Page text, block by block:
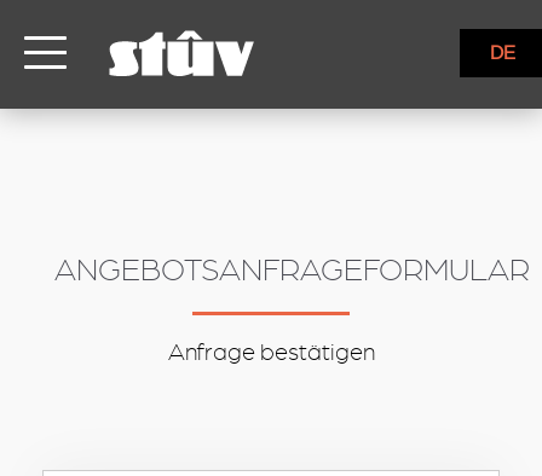
DE
ANGEBOTSANFRAGEFORMULAR
Anfrage bestätigen